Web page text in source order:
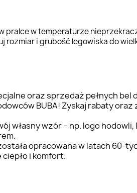
pralce w temperaturze
rozmiar i grubość legowiska do
oraz sprzedaż pełnych
BUBA! Zyskaj rabaty
własny wzór – np. logo
opracowana w latach 60-
i komfort.